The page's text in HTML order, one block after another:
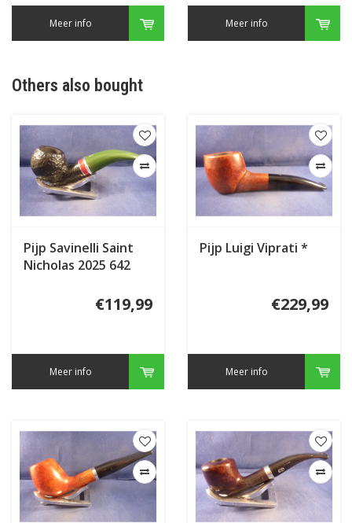
Meer info Meer info
Others also bought
Pijp Savinelli Saint
Nicholas 2025 642
€119,99
Meer info
Pijp Luigi Viprati *
€229,99
Meer info